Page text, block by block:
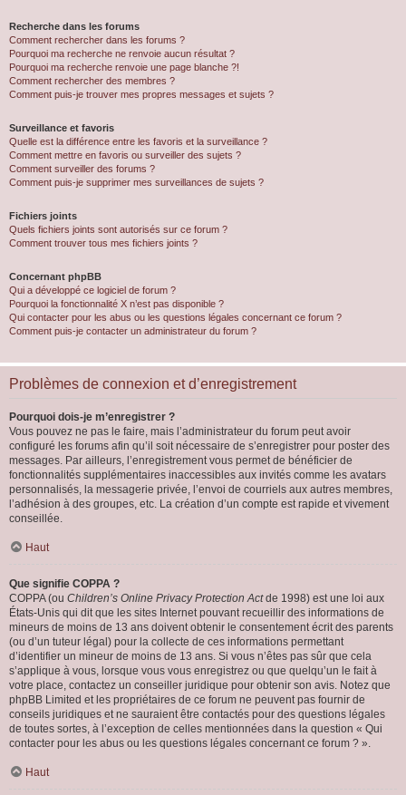
Recherche dans les forums
Comment rechercher dans les forums ?
Pourquoi ma recherche ne renvoie aucun résultat ?
Pourquoi ma recherche renvoie une page blanche ?!
Comment rechercher des membres ?
Comment puis-je trouver mes propres messages et sujets ?
Surveillance et favoris
Quelle est la différence entre les favoris et la surveillance ?
Comment mettre en favoris ou surveiller des sujets ?
Comment surveiller des forums ?
Comment puis-je supprimer mes surveillances de sujets ?
Fichiers joints
Quels fichiers joints sont autorisés sur ce forum ?
Comment trouver tous mes fichiers joints ?
Concernant phpBB
Qui a développé ce logiciel de forum ?
Pourquoi la fonctionnalité X n’est pas disponible ?
Qui contacter pour les abus ou les questions légales concernant ce forum ?
Comment puis-je contacter un administrateur du forum ?
Problèmes de connexion et d’enregistrement
Pourquoi dois-je m’enregistrer ?
Vous pouvez ne pas le faire, mais l’administrateur du forum peut avoir
configuré les forums afin qu’il soit nécessaire de s’enregistrer pour poster des
messages. Par ailleurs, l’enregistrement vous permet de bénéficier de
fonctionnalités supplémentaires inaccessibles aux invités comme les avatars
personnalisés, la messagerie privée, l’envoi de courriels aux autres membres,
l’adhésion à des groupes, etc. La création d’un compte est rapide et vivement
conseillée.
Haut
Que signifie COPPA ?
COPPA (ou Children’s Online Privacy Protection Actde 1998) est une loi aux
États-Unis qui dit que les sites Internet pouvant recueillir des informations de
mineurs de moins de 13 ans doivent obtenir le consentement écrit des parents
(ou d’un tuteur légal) pour la collecte de ces informations permettant
d’identifier un mineur de moins de 13 ans. Si vous n’êtes pas sûr que cela
s’applique à vous, lorsque vous vous enregistrez ou que quelqu’un le fait à
votre place, contactez un conseiller juridique pour obtenir son avis. Notez que
phpBB Limited et les propriétaires de ce forum ne peuvent pas fournir de
conseils juridiques et ne sauraient être contactés pour des questions légales
de toutes sortes, à l’exception de celles mentionnées dans la question « Qui
contacter pour les abus ou les questions légales concernant ce forum ? ».
Haut